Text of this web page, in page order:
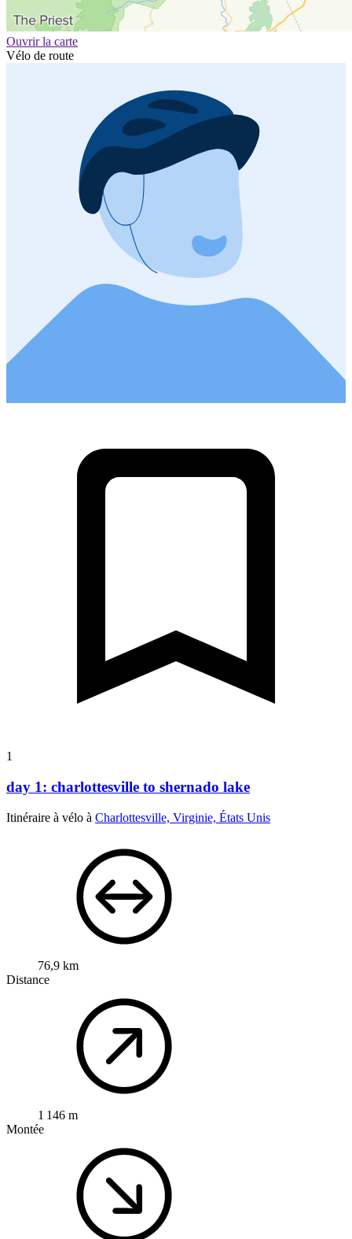
Ouvrir la carte
Vélo de route
1
day 1: charlottesville to shernado lake
Itinéraire à vélo à Charlottesville, Virginie, États Unis
76,9 km
Distance
1 146 m
Montée